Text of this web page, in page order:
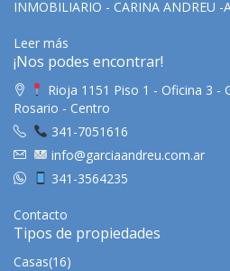
INMOBILIARIO - CARINA ANDREU -
Leer más
¡Nos podes encontrar!
Rioja 1151 Piso 1 - Oficina 3 -
Rosario - Centro
341-7051616
info@garciaandreu.com.ar
341-3564235
Contacto
Tipos de propiedades
Casas(16)